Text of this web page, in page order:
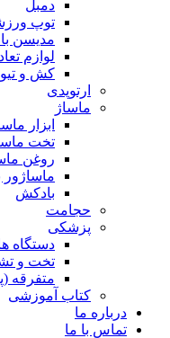
دمبل
توپ
مدیسن
لوازم
کش و
ارتوپدی
ماساژ
ابزار
تخت
روغن
بادکش
حجامت
پزشکی
دستگاه
تخت و
متفرقه
کتاب آموزشی
درباره ما
تماس با ما